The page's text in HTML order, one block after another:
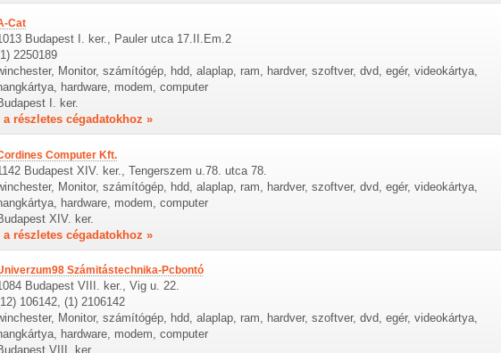
Cat
Budapest I. ker., Pauler utca 17.II.Em.2
2250189
Monitor, számítógép, hdd, alaplap, ram, hardver, szoftver, dvd, egér, videokártya,
hardware, modem, computer
I. ker.
a részletes cégadatokhoz »
Computer Kft.
Budapest XIV. ker., Tengerszem u.78. utca 78.
Monitor, számítógép, hdd, alaplap, ram, hardver, szoftver, dvd, egér, videokártya,
hardware, modem, computer
XIV. ker.
a részletes cégadatokhoz »
Számitástechnika-Pcbontó
Budapest VIII. ker., Vig u. 22.
106142, (1) 2106142
Monitor, számítógép, hdd, alaplap, ram, hardver, szoftver, dvd, egér, videokártya,
hardware, modem, computer
VIII. ker.